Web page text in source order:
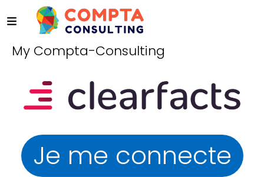
My Compta-Consulting
Je me connecte